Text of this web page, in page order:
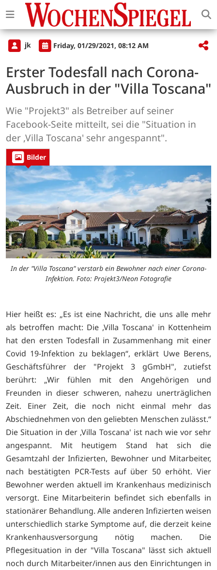
jk Friday, 01/29/2021, 08:12 AM
Erster Todesfall nach Corona-
Ausbruch in der "Villa Toscana"
Wie "Projekt3" als Betreiber auf seiner
Facebook-Seite mitteilt, sei die "Situation in
der ,Villa Toscana' sehr angespannt".
Bilder
In der "Villa Toscana" verstarb ein Bewohner nach einer Corona-
Infektion. Foto: Projekt3/Neon Fotografie
Hier heißt es: „Es ist eine Nachricht, die uns alle mehr
als betroffen macht: Die ,Villa Toscana' in Kottenheim
hat den ersten Todesfall in Zusammenhang mit einer
Covid 19-Infektion zu beklagen“, erklärt Uwe Berens,
Geschäftsführer der "Projekt 3 gGmbH", zutiefst
berührt: „Wir fühlen mit den Angehörigen und
Freunden in dieser schweren, nahezu unerträglichen
Zeit. Einer Zeit, die noch nicht einmal mehr das
Abschiednehmen von den geliebten Menschen zulässt.“
Die Situation in der ,Villa Toscana' ist nach wie vor sehr
angespannt. Mit heutigem Stand hat sich die
Gesamtzahl der Infizierten, Bewohner und Mitarbeiter,
nach bestätigten PCR-Tests auf über 50 erhöht. Vier
Bewohner werden aktuell im Krankenhaus medizinisch
versorgt. Eine Mitarbeiterin befindet sich ebenfalls in
stationärer Behandlung. Alle anderen Infizierten weisen
unterschiedlich starke Symptome auf, die derzeit keine
Krankenhausversorgung nötig machen. Die
Pflegesituation in der "Villa Toscana" lässt sich aktuell
noch durch Mitarbeiter/innen aus den Einrichtungen in